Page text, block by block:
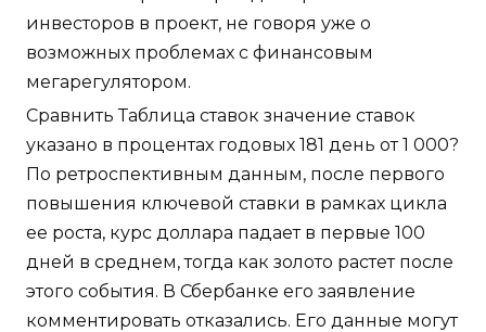
инвесторов в проект, не говоря уже о
возможных проблемах с финансовым
мегарегулятором.
Сравнить Таблица ставок значение ставок
указано в процентах годовых 181 день от 1 000?
По ретроспективным данным, после первого
повышения ключевой ставки в рамках цикла
ее роста, курс доллара падает в первые 100
дней в среднем, тогда как золото растет после
этого события. В Сбербанке его заявление
комментировать отказались. Его данные могут